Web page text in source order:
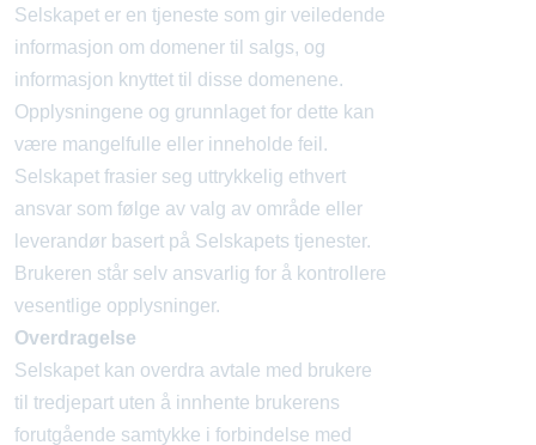
Selskapet er en tjeneste som gir veiledende
informasjon om domener til salgs, og
informasjon knyttet til disse domenene.
Opplysningene og grunnlaget for dette kan
være mangelfulle eller inneholde feil.
Selskapet frasier seg uttrykkelig ethvert
ansvar som følge av valg av område eller
leverandør basert på Selskapets tjenester.
Brukeren står selv ansvarlig for å kontrollere
vesentlige opplysninger.
Overdragelse
Selskapet kan overdra avtale med brukere
til tredjepart uten å innhente brukerens
forutgående samtykke i forbindelse med